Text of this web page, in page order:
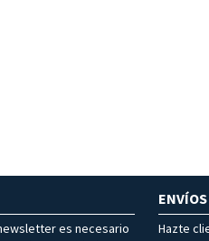
es necesario
Hazte